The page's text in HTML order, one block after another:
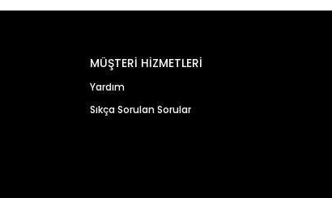
MÜŞTERİ HİZMETLERİ
Yardım
Sıkça Sorulan Sorular